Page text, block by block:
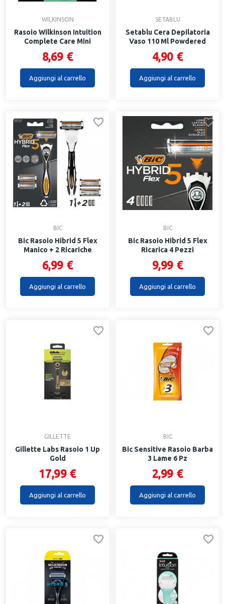
WILKINSON
Rasoio Wilkinson Intuition
Complete Care Mini
8,69 €
Aggiungi al carrello
SETABLU
Setablu Cera Depilatoria
Vaso 110 Ml Powdered
4,90 €
Aggiungi al carrello
BIC
Bic Rasoio Hibrid 5 Flex
Manico + 2 Ricariche
6,99 €
Aggiungi al carrello
BIC
Bic Rasoio Hibrid 5 Flex
Ricarica 4 Pezzi
9,99 €
Aggiungi al carrello
GILLETTE
Gillette Labs Rasoio 1 Up
Gold
17,99 €
Aggiungi al carrello
BIC
Bic Sensitive Rasoio Barba
3 Lame 6 Pz
2,99 €
Aggiungi al carrello